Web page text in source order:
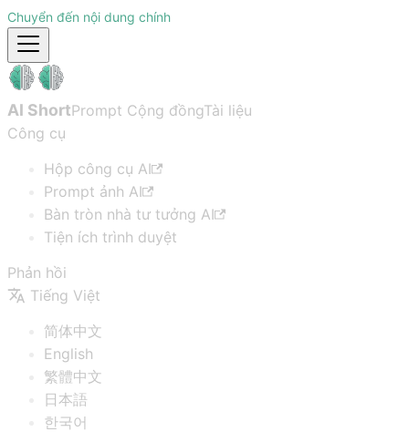
Chuyển đến nội dung chính
AI ShortPrompt Cộng đồngTài liệu
Công cụ
Hộp công cụ AI
Prompt ảnh AI
Bàn tròn nhà tư tưởng AI
Tiện ích trình duyệt
Phản hồi
Tiếng Việt
简体中文
English
繁體中文
日本語
한국어